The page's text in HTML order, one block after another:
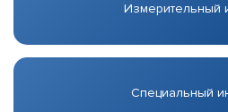
Измерительный
Специальный